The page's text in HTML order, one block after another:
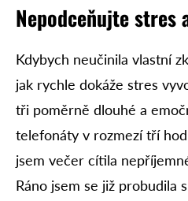
Nepodceňujte stres
Kdybych neučinila vlastní
jak rychle dokáže stres
tři poměrně dlouhé a
telefonáty v rozmezí tří
jsem večer cítila
Ráno jsem se již probudila